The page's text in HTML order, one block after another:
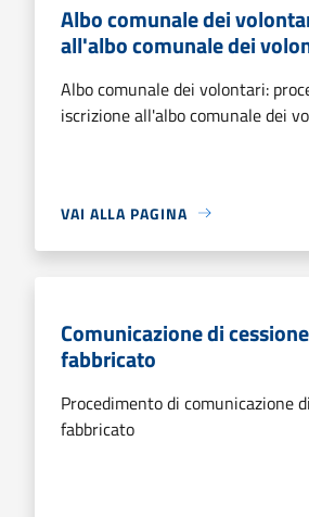
Albo comunale dei
all'albo comunale dei
Albo comunale dei volontari:
iscrizione all'albo comunale dei
VAI ALLA PAGINA
Comunicazione di
fabbricato
Procedimento di comunicazione
fabbricato